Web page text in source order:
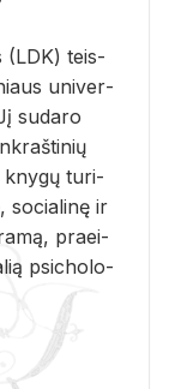
(LDK) teis­
uni­ver­
su­da­ro
kny­gų tu­ri­
so­cia­li­nę ir
pra­ei­
psi­cho­lo­